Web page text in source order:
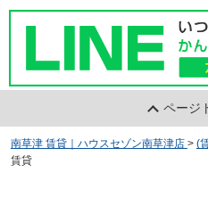
ページ
南草津 賃貸｜ハウスセゾン南草津店 > (
賃貸